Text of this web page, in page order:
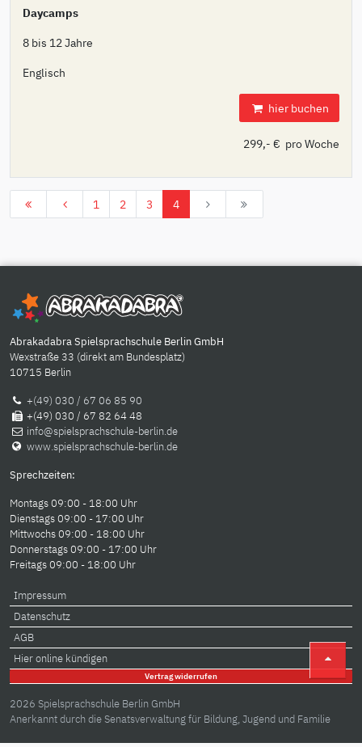
Daycamps
8 bis 12 Jahre
Englisch
hier buchen
299,- € pro Woche
1 2 3 4
Abrakadabra Spielsprachschule Berlin GmbH
Wexstraße 33 (direkt am Bundesplatz)
10715 Berlin
+(49) 030 / 67 06 85 90
+(49) 030 / 67 82 64 48
info@spielsprachschule-berlin.de
www.spielsprachschule-berlin.de
Sprechzeiten:
Montags 09:00 - 18:00 Uhr
Dienstags 09:00 - 17:00 Uhr
Mittwochs 09:00 - 18:00 Uhr
Donnerstags 09:00 - 17:00 Uhr
Freitags 09:00 - 18:00 Uhr
Impressum
Datenschutz
AGB
Hier online kündigen
Vertrag widerrufen
2026 Spielsprachschule Berlin GmbH
Anerkannt durch die Senatsverwaltung für Bildung, Jugend und Familie